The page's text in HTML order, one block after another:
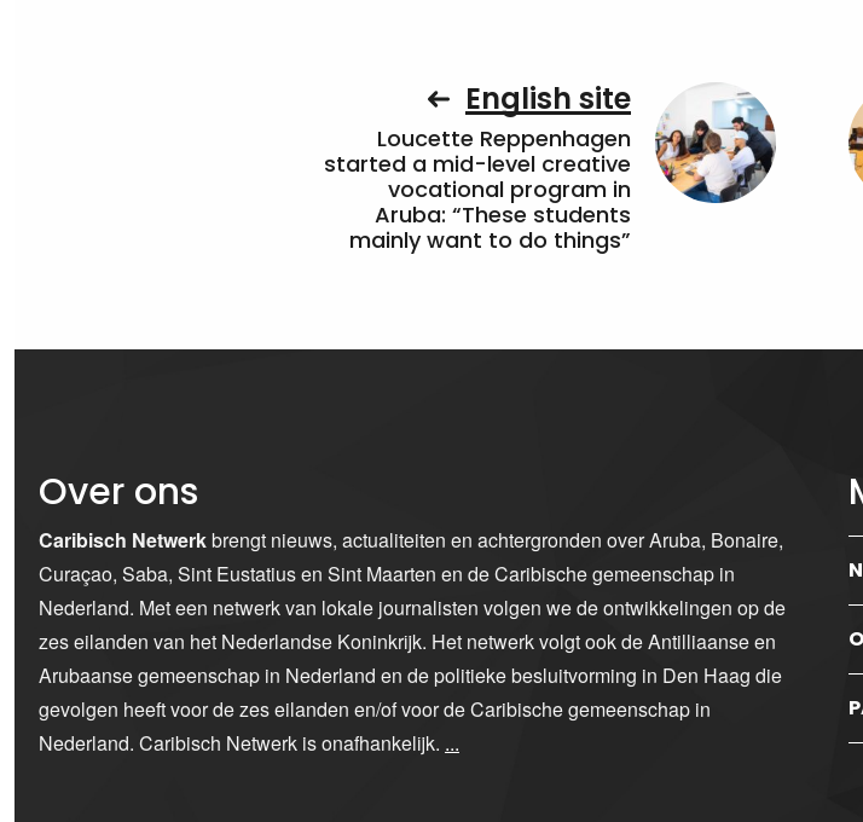
English site
Loucette Reppenhagen
started a mid-level creative
vocational program in
Aruba: “These students
mainly want to do things”
Over ons
Caribisch Netwerkbrengt nieuws, actualiteiten en achtergronden over Aruba, Bonaire,
Curaçao, Saba, Sint Eustatius en Sint Maarten en de Caribische gemeenschap in
Nederland. Met een netwerk van lokale journalisten volgen we de ontwikkelingen op de
zes eilanden van het Nederlandse Koninkrijk. Het netwerk volgt ook de Antilliaanse en
Arubaanse gemeenschap in Nederland en de politieke besluitvorming in Den Haag die
gevolgen heeft voor de zes eilanden en/of voor de Caribische gemeenschap in
Nederland. Caribisch Netwerk is onafhankelijk. ...